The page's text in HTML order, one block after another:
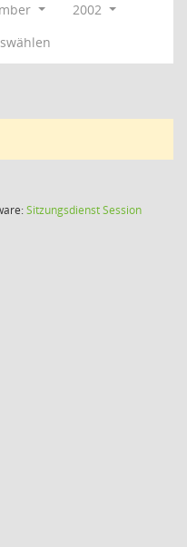
2002
SitzungsdienstSession(Wird in